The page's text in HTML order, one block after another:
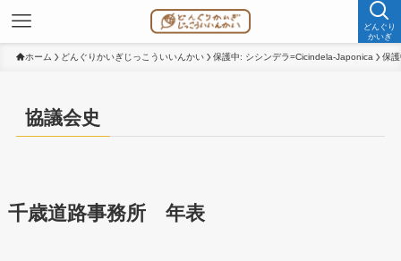
どんぐり
かいぎ
ホーム どんぐりかいぎじっこういいんかい 保護中: シシンデラ=Cicindela-Japonica 保
協議会史
千歳道路事務所 年表